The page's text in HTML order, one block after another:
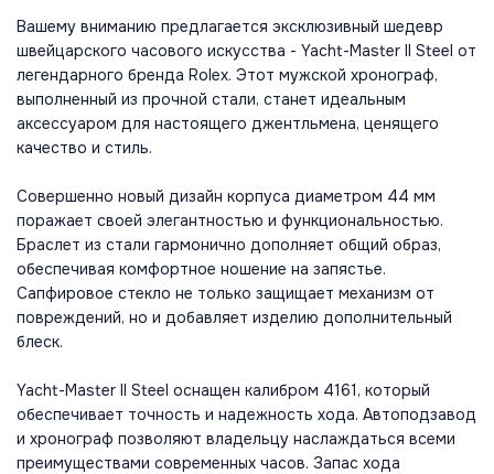
Вашему вниманию предлагается эксклюзивный шедевр
швейцарского часового искусства - Yacht-Master II Steel от
легендарного бренда Rolex. Этот мужской хронограф,
выполненный из прочной стали, станет идеальным
аксессуаром для настоящего джентльмена, ценящего
качество и стиль.
Совершенно новый дизайн корпуса диаметром 44 мм
поражает своей элегантностью и функциональностью.
Браслет из стали гармонично дополняет общий образ,
обеспечивая комфортное ношение на запястье.
Сапфировое стекло не только защищает механизм от
повреждений, но и добавляет изделию дополнительный
блеск.
Yacht-Master II Steel оснащен калибром 4161, который
обеспечивает точность и надежность хода. Автоподзавод
и хронограф позволяют владельцу наслаждаться всеми
преимуществами современных часов. Запас хода